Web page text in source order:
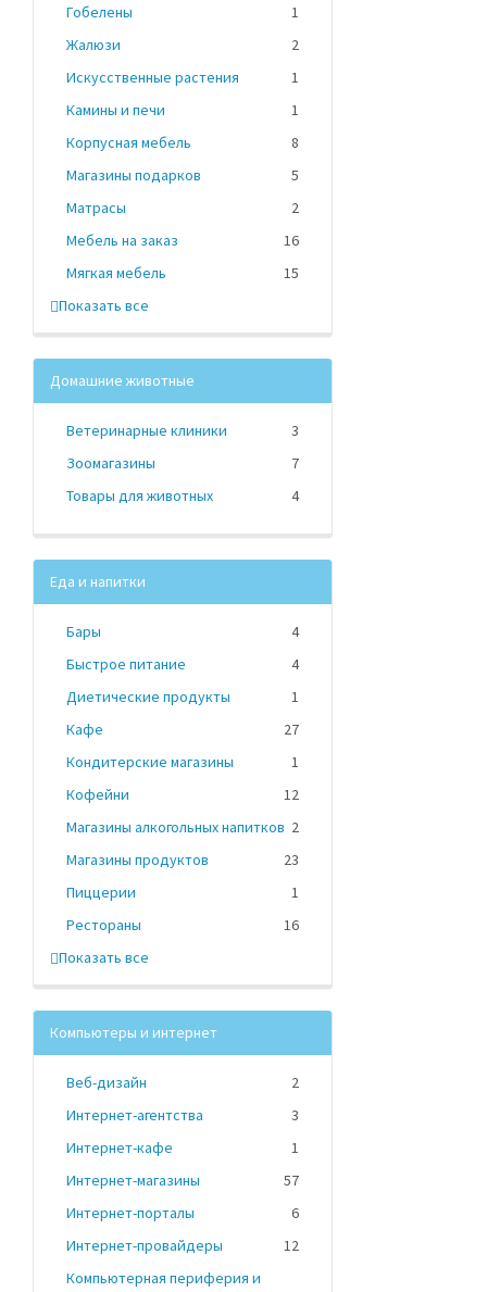
Гобелены
1
Жалюзи
2
Искусственные растения
1
Камины и печи
1
Корпусная мебель
8
Магазины подарков
5
Матрасы
2
Мебель на заказ
16
Мягкая мебель
15
Показать все
Домашние животные
Ветеринарные клиники
3
Зоомагазины
7
Товары для животных
4
Еда и напитки
Бары
4
Быстрое питание
4
Диетические продукты
1
Кафе
27
Кондитерские магазины
1
Кофейни
12
Магазины алкогольных напитков 2
Магазины продуктов
23
Пиццерии
1
Рестораны
16
Показать все
Компьютеры и интернет
Веб-дизайн
2
Интернет-агентства
3
Интернет-кафе
1
Интернет-магазины
57
Интернет-порталы
6
Интернет-провайдеры
12
Компьютерная периферия и